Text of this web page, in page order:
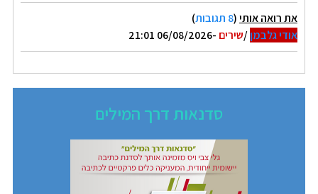
את רואה אותי(8 תגובות
)
אודי גלבמן/שירים -06/08/2026 21:01
סדנאות דרך המילים